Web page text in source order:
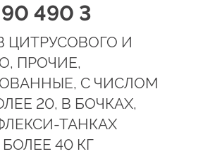
490 3
ЦИТРУСОВОГО И
ПРОЧИЕ,
С ЧИСЛОМ
20, В БОЧКАХ,
ТАНКАХ
40 КГ